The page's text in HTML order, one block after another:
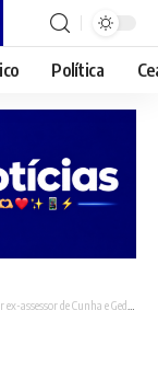
Política
e Geddel para vaga de Imbassahy